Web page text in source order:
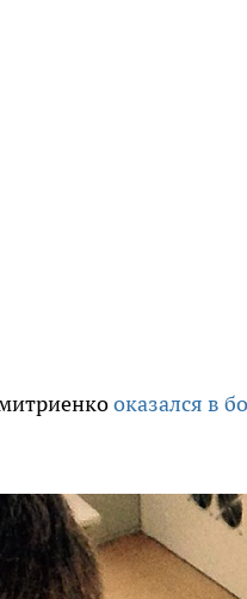
оказался в